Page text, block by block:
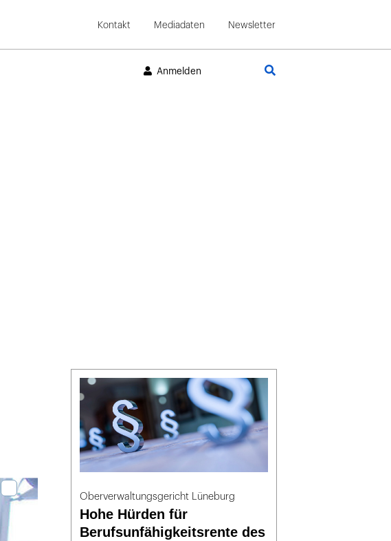
Kontakt Mediadaten Newsletter
Anmelden
Oberverwaltungsgericht Lüneburg
Hohe Hürden für
Berufsunfähigkeitsrente des